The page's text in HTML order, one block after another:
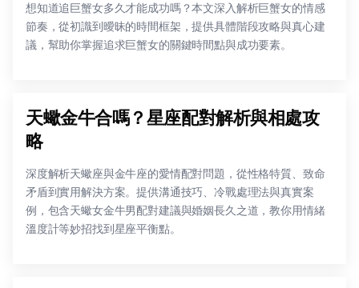
想知道追巨蟹女多久才能成功嗎？本文深入解析巨蟹女的情感
節奏，從初識到曖昧的時間框架，提供具體階段攻略與真心建
議，幫助你掌握追求巨蟹女的關鍵時間點與成功要素。
天蠍金牛合嗎？星座配對解析與相處攻
略
深度解析天蠍座與金牛座的愛情配對問題，從性格特質、致命
矛盾到實用解決方案。提供溝通技巧、冷戰處理法與真實案
例，包含天蠍女金牛男配對建議與婚姻長久之道，教你用情緒
溫度計等妙招找到星座平衡點。